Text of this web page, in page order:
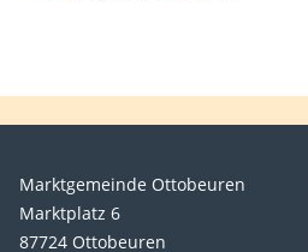
Marktgemeinde Ottobeuren
Marktplatz 6
87724 Ottobeuren